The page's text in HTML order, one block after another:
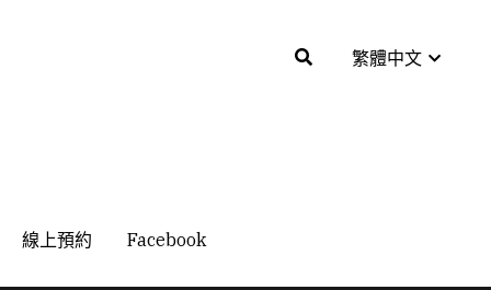
線上預約 Facebook
繁體中文
線上預約 Facebook
繁體中文